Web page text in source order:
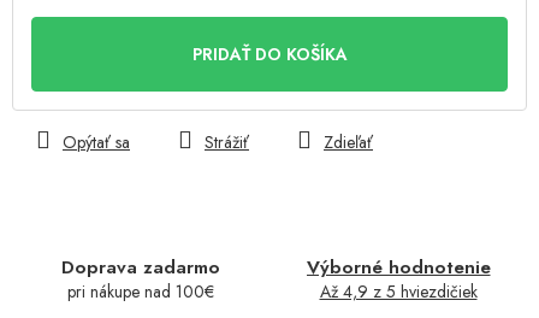
PRIDAŤ DO KOŠÍKA
Doprava zadarmo
pri nákupe nad 100€
Výborné hodnotenie
Až 4,9 z 5 hviezdičiek
Opýtať sa Strážiť Zdieľať